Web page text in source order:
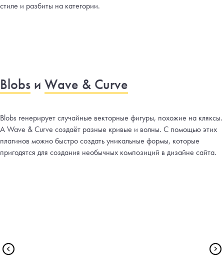
стиле и разбиты на категории.
Blobs и Wave & Сurve
Blobs генерирует случайные векторные фигуры, похожие на кляксы.
А Wave & Curve cоздаёт разные кривые и волны. С помощью этих
плагинов можно быстро создать уникальные формы, которые
пригодятся для создания необычных композиций в дизайне сайта.